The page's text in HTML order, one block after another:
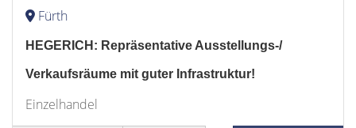
Fürth
HEGERICH: Repräsentative Ausstellungs-/
Verkaufsräume mit guter Infrastruktur!
Einzelhandel